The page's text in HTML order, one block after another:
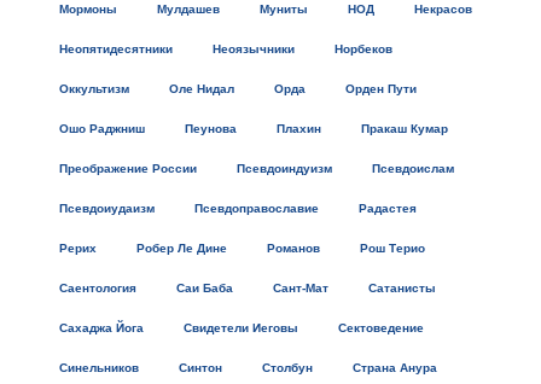
Мормоны Мулдашев Муниты НОД Некрасов
Неопятидесятники Неоязычники Норбеков
Оккультизм Оле Нидал Орда Орден Пути
Ошо Раджниш Пеунова Плахин Пракаш Кумар
Преображение России Псевдоиндуизм Псевдоислам
Псевдоиудаизм Псевдоправославие Радастея
Рерих Робер Ле Дине Романов Рош Терио
Саентология Саи Баба Сант-Мат Сатанисты
Сахаджа Йога Свидетели Иеговы Сектоведение
Синельников Синтон Столбун Страна Анура